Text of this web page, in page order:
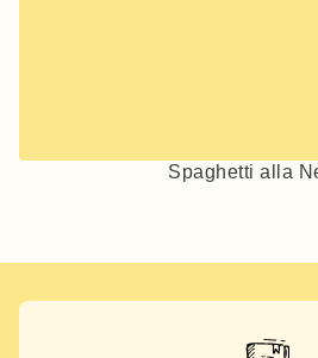
Spaghetti alla